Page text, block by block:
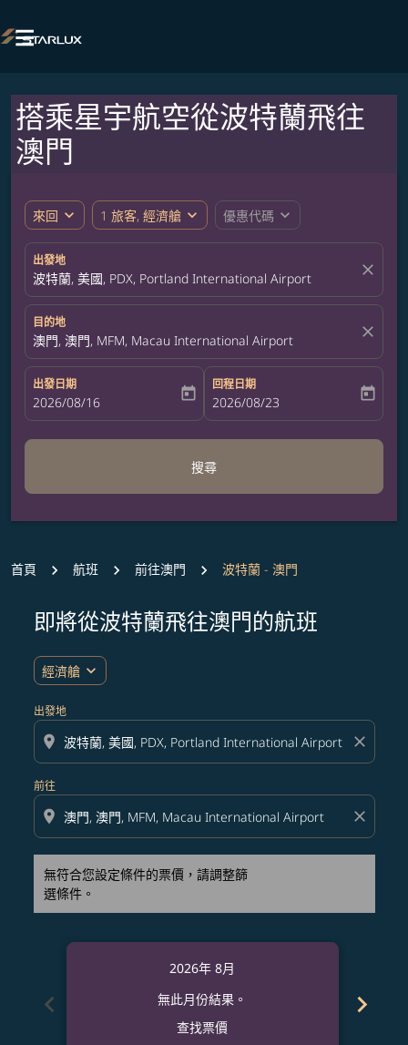

搭乘星宇航空從波特蘭飛往
澳門
來回 expand_more 1 旅客, 經濟艙 expand_more 優惠代碼 expand_more
出發地
波特蘭, 美國, PDX, Portland International Airport close
目的地
澳門, 澳門, MFM, Macau International Airport close
出發日期
fc-booking-departure-date-aria-label
2026/08/16 today
回程日期
fc-booking-return-date-aria-label
2026/08/23 today
搜尋
首頁 航班 前往澳門 波特蘭 - 澳門
即將從波特蘭飛往澳門的航班
經濟艙 expand_more
出發地
location_on close
前往
location_on close
無符合您設定條件的票價，請調整篩
選條件。
無符合您設定條件的票價，請調整篩選條件。
chevron_left
2026年 8月
無此月份結果。
查找票價
chevron_right